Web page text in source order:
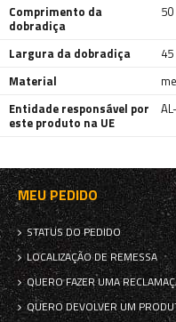
Comprimento da
dobradiça
Largura da dobradiça
Material
Entidade responsável por
este produto na UE
MEU PEDIDO
STATUS DO PEDIDO
LOCALIZAÇÃO DE REMESSA
QUERO FAZER UMA
QUERO DEVOLVER UM